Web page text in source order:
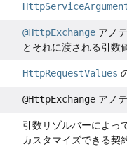
@HttpExchangeアノ
とそれに渡される引数
HttpRequestValues
@HttpExchangeアノテ
引数リゾルバーによっ
カスタマイズできる契約